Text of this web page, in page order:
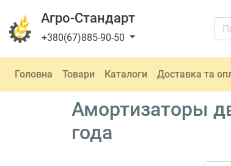
Агро-Стандарт
+380(67)885-90-50
Головна Товари Каталоги Доставка та
Амортизаторы
года